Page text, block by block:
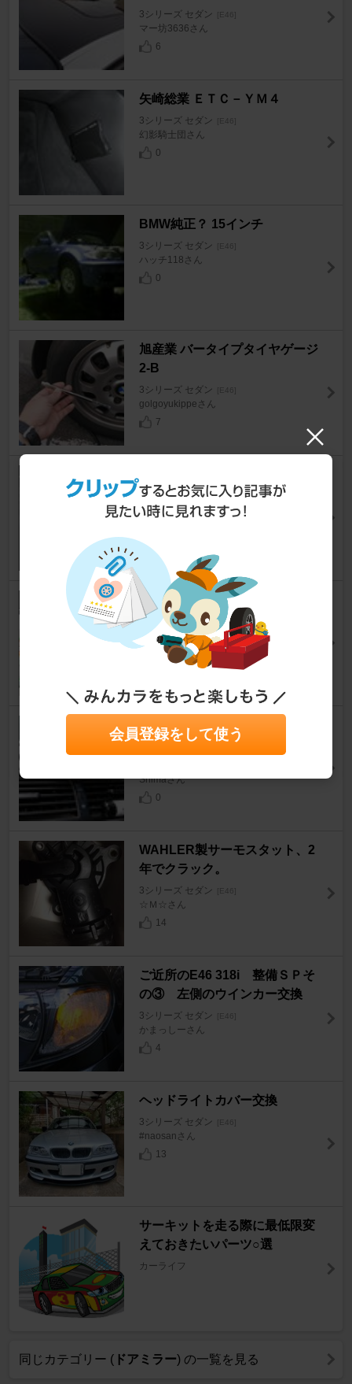
3シリーズ セダン [E46]
マー坊3636さん
6
矢崎総業 ＥＴＣ－ＹＭ４
3シリーズ セダン [E46]
幻影騎士団さん
0
BMW純正？ 15インチ
3シリーズ セダン [E46]
ハッチ118さん
0
旭産業 バータイプタイヤゲージ
2-B
3シリーズ セダン [E46]
golgoyukippeさん
7
3シリーズ セダン [E46]
ストーミーブルーマイカさん
KYK / 古河薬品工業 ラクラクク
ーラント -40℃ 緑
3シリーズ セダン [E46]
ストーミーブルーマイカさん
a/tack E46 エアコンTVスタン
ドⅡ
Shimaさん
0
WAHLER製サーモスタット、2
年でクラック。
3シリーズ セダン [E46]
☆Ｍ☆さん
14
ご近所のE46 318i 整備ＳＰそ
の③ 左側のウインカー交換
3シリーズ セダン [E46]
かまっしーさん
4
ヘッドライトカバー交換
3シリーズ セダン [E46]
#naosanさん
13
サーキットを走る際に最低限変
えておきたいパーツ○選
カーライフ
同じカテゴリー ( ドアミラー) の一覧を見る
会員登録をして使う